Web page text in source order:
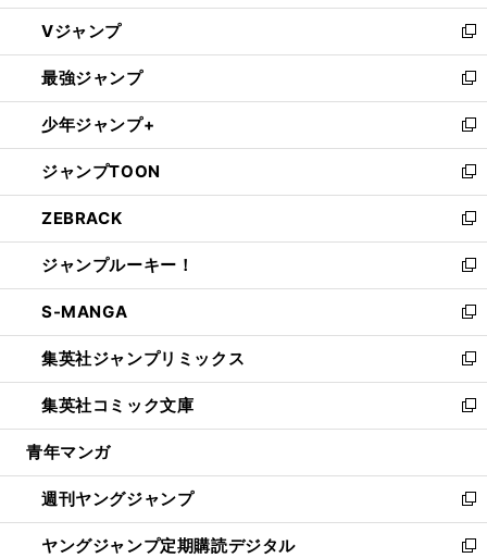
ウ
ィ
ン
ド
ウ
で
開
く
し
い
ウ
ィ
ン
ド
ウ
で
開
く
Vジャンプ
新
し
い
ウ
ィ
ン
ド
ウ
で
開
く
最強ジャンプ
新
し
い
ウ
ィ
ン
ド
ウ
で
開
く
少年ジャンプ+
新
し
い
ウ
ィ
ン
ド
ウ
で
開
く
ジャンプTOON
新
し
い
ウ
ィ
ン
ド
ウ
で
開
く
ZEBRACK
新
し
い
ウ
ィ
ン
ド
ウ
で
開
ジャンプルーキー！
新
し
い
ウ
ィ
ン
ド
ウ
開
く
S-MANGA
新
し
い
ウ
ィ
ン
ウ
で
開
く
集英社ジャンプリミックス
新
し
い
ウ
ン
ド
ウ
で
集英社コミック文庫
新
し
ウ
ィ
ン
ド
青年マンガ
週刊ヤングジャンプ
新
し
い
ヤングジャンプ定期購読デジタル
新